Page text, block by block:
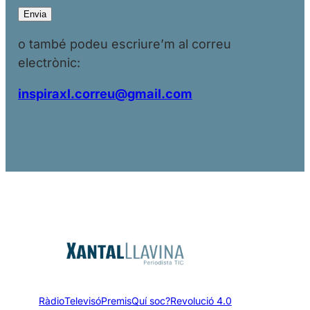
o també podeu escriure’m al correu
electrònic:
inspiraxl.correu@gmail.com
RàdioTelevisóPremisQuí soc?Revolució 4.0